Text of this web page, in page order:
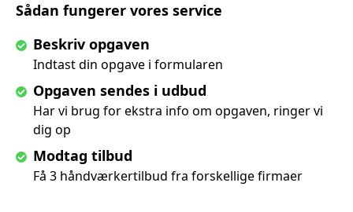
Sådan fungerer vores service
Beskriv opgaven
Indtast din opgave i formularen
Opgaven sendes i udbud
Har vi brug for ekstra info om opgaven, ringer vi
dig op
Modtag tilbud
Få 3 håndværkertilbud fra forskellige firmaer